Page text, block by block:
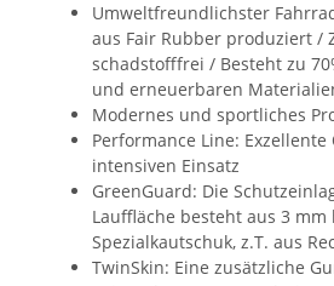
Umweltfreundlichster
aus Fair Rubber produziert /
schadstofffrei / Besteht zu
und erneuerbaren
Modernes und sportliches
Performance Line:
intensiven Einsatz
GreenGuard: Die
Lauffläche besteht aus 3 mm
Spezialkautschuk, z.T. aus
TwinSkin: Eine zusätzliche